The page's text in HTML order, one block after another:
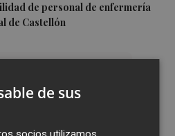
de personal de enfermería
de Castellón
de sus